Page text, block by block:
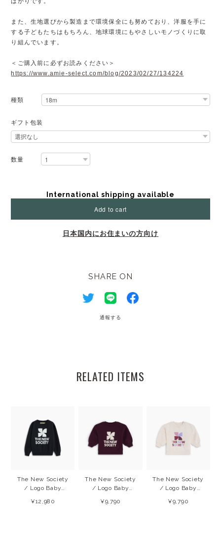
また、生地選びから製造まで環境保全にも努めており、洋服を手に
する子どもたちはもちろん、地球環境にもやさしいモノづくりに取
り組んでいます。
＜ご購入前に必ずお読みください＞
https://www.amie-select.com/blog/2023/02/27/134224
種類
ギフト包装
数量
International shipping available
Add to cart
日本国内にお住まいの方向け
SHARE ON
通報する
RELATED ITEMS
The New Society
/ Logo Baby
(Forged IronW)
¥12,980
The New Society
/ Logo Baby
(Winetasting)
¥9,790
The New Society
/ Logo Baby
(Whisper White
¥9,790